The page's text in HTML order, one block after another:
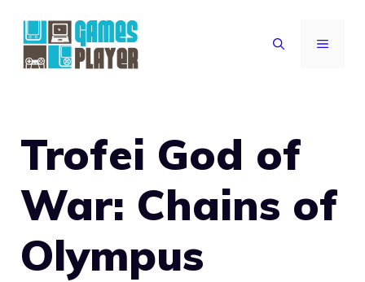
contenuto
MENU
Trofei God of
War: Chains of
Olympus